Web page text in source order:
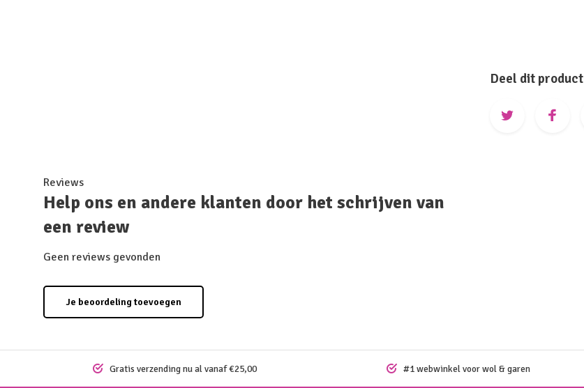
Deel dit product
Reviews
Help ons en andere klanten door het schrijven van
een review
Geen reviews gevonden
Je beoordeling toevoegen
Gratis verzending nu al vanaf €25,00 #1 webwinkel voor wol & garen